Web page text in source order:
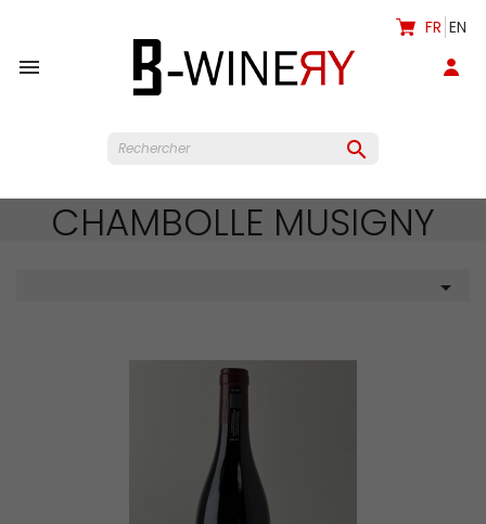

FR EN

CHAMBOLLE MUSIGNY
